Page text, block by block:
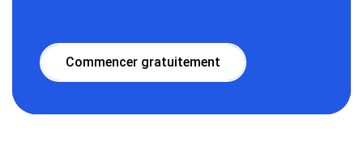
Commencer gratuitement